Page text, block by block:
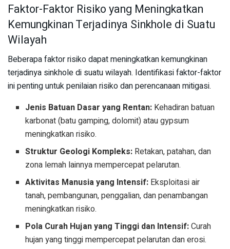
Faktor-Faktor Risiko yang Meningkatkan
Kemungkinan Terjadinya Sinkhole di Suatu
Wilayah
Beberapa faktor risiko dapat meningkatkan kemungkinan
terjadinya sinkhole di suatu wilayah. Identifikasi faktor-faktor
ini penting untuk penilaian risiko dan perencanaan mitigasi.
Jenis Batuan Dasar yang Rentan: Kehadiran batuan
karbonat (batu gamping, dolomit) atau gypsum
meningkatkan risiko.
Struktur Geologi Kompleks: Retakan, patahan, dan
zona lemah lainnya mempercepat pelarutan.
Aktivitas Manusia yang Intensif: Eksploitasi air
tanah, pembangunan, penggalian, dan penambangan
meningkatkan risiko.
Pola Curah Hujan yang Tinggi dan Intensif:Curah
hujan yang tinggi mempercepat pelarutan dan erosi.